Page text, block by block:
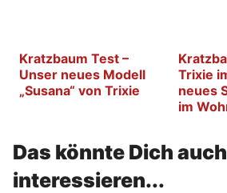
Kratzbaum Test –
Unser neues Modell
„Susana“ von Trixie
Trixie
neues
im
Das könnte Dich auch
interessieren...